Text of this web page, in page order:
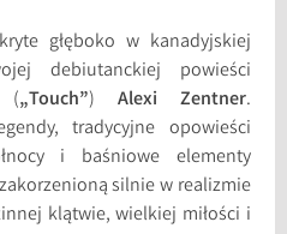
głęboko w kanadyjskiej
debiutanckiej powieści
(„Touch”) Alexi Zentner.
tradycyjne opowieści
i baśniowe elementy
silnie w realizmie
klątwie, wielkiej miłości i